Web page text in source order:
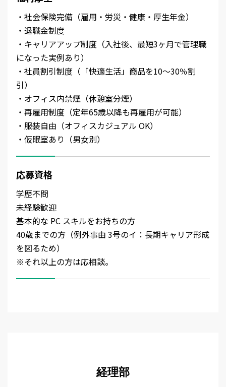
・社会保険完備（雇用・労災・健康・厚生年金）
・退職金制度
・キャリアアップ制度（入社後、最短3ヶ月で管理職
になった実例あり）
・社員割引制度（「快適生活」商品を10～30％割
引）
・オフィス内禁煙（休憩室分煙）
・再雇用制度（定年65歳以降も再雇用が可能）
・服装自由（オフィスカジュアル OK）
・仮眠室あり（男女別）
応募資格
学歴不問
未経験歓迎
基本的な PC スキルをお持ちの方
40歳までの方（例外事由 3号のイ：長期キャリア形成
を図るため）
※それ以上の方は応相談。
経理部